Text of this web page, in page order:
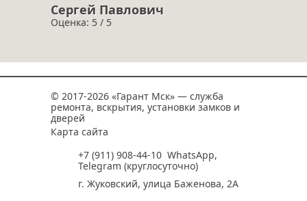
Сергей Павлович
Оценка: 5 / 5
© 2017-2026 «Гарант Мск» — служба
ремонта, вскрытия, установки замков и
дверей
Карта сайта
+7 (911) 908-44-10 WhatsApp,
Telegram (круглосуточно)
г. Жуковский, улица Баженова, 2А